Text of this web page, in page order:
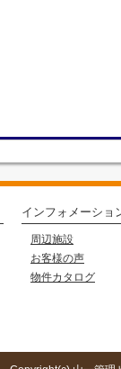
インフォメーショ
周辺施設
お客様の声
物件カタログ